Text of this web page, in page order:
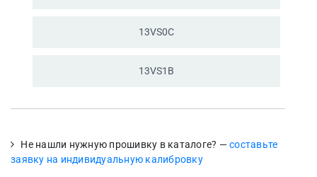
13VS0C
13VS1B
Не нашли нужную прошивку в каталоге? —составьте
заявку на индивидуальную калибровку